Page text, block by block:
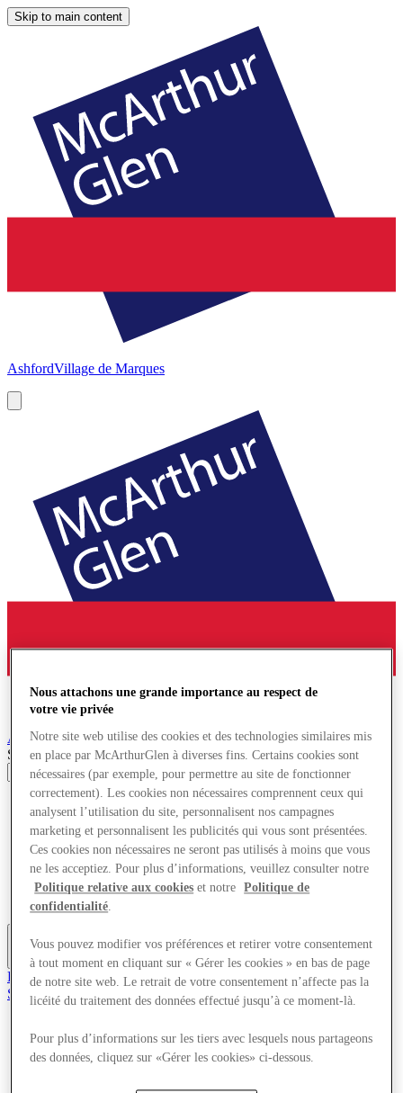
Skip to main content
AshfordVillage de Marques
AshfordVillage de Marques
Search input
Magasins
Offres
Planifiez votre visite
Quoi de neuf
Mangez et buvez
Cartes cadeaux
Services
Plus
Rejoignez le club
Sauvé
fr
Magasins
Offres
Nous attachons une grande importance au respect de
votre vie privée
Notre site web utilise des cookies et des technologies similaires mis
en place par McArthurGlen à diverses fins. Certains cookies sont
nécessaires (par exemple, pour permettre au site de fonctionner
correctement). Les cookies non nécessaires comprennent ceux qui
analysent l’utilisation du site, personnalisent nos campagnes
marketing et personnalisent les publicités qui vous sont présentées.
Ces cookies non nécessaires ne seront pas utilisés à moins que vous
ne les acceptiez. Pour plus d’informations, veuillez consulter notre
Politique relative aux cookies et notre
Politique de
confidentialité
Vous pouvez modifier vos préférences et retirer votre consentement
à tout moment en cliquant sur « Gérer les cookies » en bas de page
de notre site web. Le retrait de votre consentement n’affecte pas la
licéité du traitement des données effectué jusqu’à ce moment-là.
Pour plus d’informations sur les tiers avec lesquels nous partageons
des données, cliquez sur «Gérer les cookies» ci-dessous.